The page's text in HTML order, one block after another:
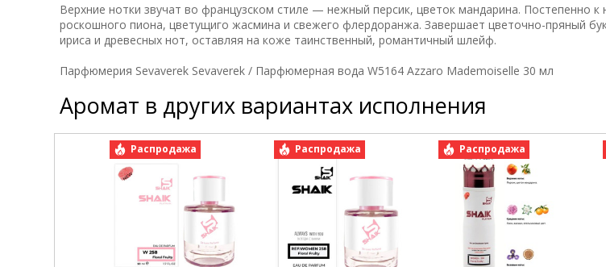
Верхние нотки звучат во французском стиле — нежный персик, цветок мандарина. Постепенно к
роскошного пиона, цветущиго жасмина и свежего флердоранжа. Завершает цветочно-пряный
ириса и древесных нот, оставляя на коже таинственный, романтичный шлейф.
Парфюмерия Sevaverek Sevaverek / Парфюмерная вода W5164 Azzaro Mademoiselle 30 мл
Аромат в других вариантах исполнения
Распродажа Распродажа Распродажа